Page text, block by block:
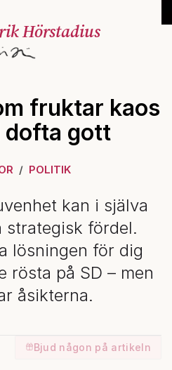
Hörstadius
fruktar kaos
dofta gott
POLITIK
kan i själva
strategisk fördel.
lösningen för dig
rösta på SD – men
åsikterna.
Bjud någon på artikeln